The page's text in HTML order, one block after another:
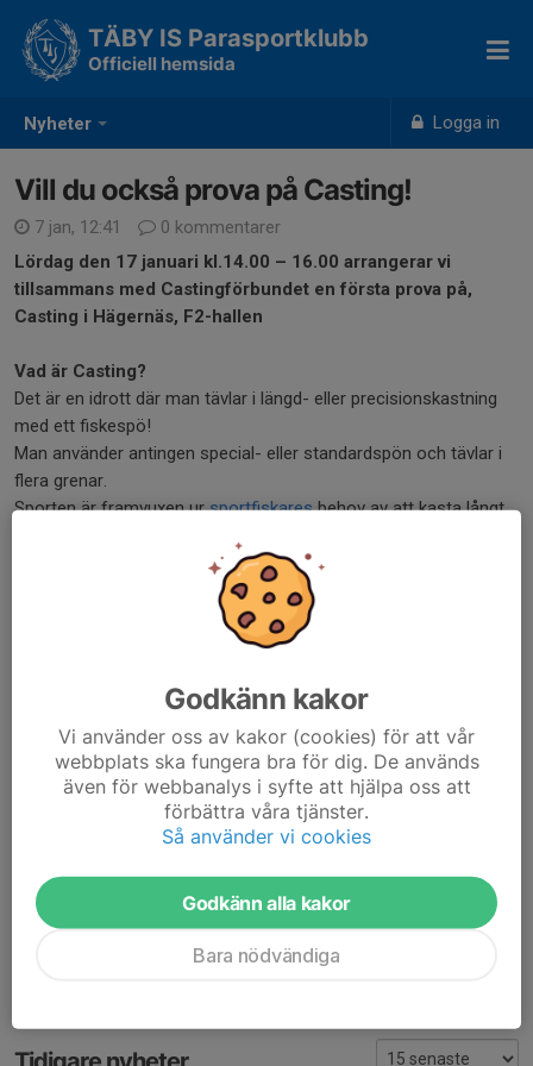
Nyheter Logga in
TÄBY IS Parasportklubb
Officiell hemsida
Vill du också prova på Casting!
7 jan, 12:41
0 kommentarer
Lördag den 17 januari kl.14.00 – 16.00 arrangerar vi
tillsammans med Castingförbundet en första prova på,
Casting i Hägernäs, F2-hallen
Vad är Casting?
Det är en idrott där man tävlar i längd- eller precisionskastning
med ett fiskespö!
Man använder antingen special- eller standardspön och tävlar i
flera grenar.
Sporten är framvuxen ursportfiskaresbehov av att kasta långt
Peter från Castingföbundet har med sig utrustning och kommer
att berätta om casting, visa och hjälpa dig att komma igång!
17 januari kl.14.00 -16.00
Har du frågor kontakta Peter 073 51 75 93 eller Bert-Olov 076 84
84 555.
Du anmäler dig till Bert-Olov
Kommentarer
Godkänn kakor
Vi använder oss av kakor (cookies) för att vår
webbplats ska fungera bra för dig. De används
även för webbanalys i syfte att hjälpa oss att
förbättra våra tjänster.
Så använder vi cookies
Godkänn alla kakor
Bara nödvändiga